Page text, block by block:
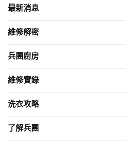
最新消息
維修解密
兵團廚房
維修實錄
洗衣攻略
了解兵團